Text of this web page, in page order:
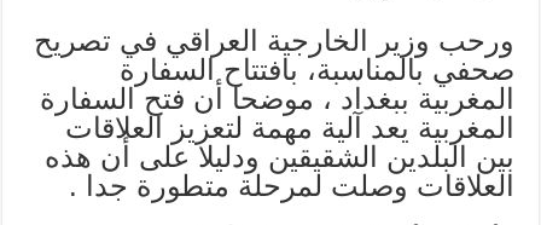
ورحب وزير الخارجية العراقي في تصريح
صحفي بالمناسبة، بافتتاح السفارة
المغربية ببغداد ، موضحا أن فتح السفارة
المغربية يعد آلية مهمة لتعزيز العلاقات
بين البلدين الشقيقين ودليلا على أن هذه
العلاقات وصلت لمرحلة متطورة جدا .